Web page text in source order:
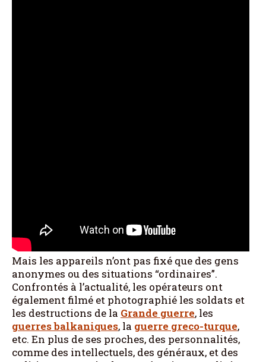
Mais les appareils n’ont pas fixé que des gens
anonymes ou des situations “ordinaires”.
Confrontés à l’actualité, les opérateurs ont
également filmé et photographié les soldats et
les destructions de la Grande guerre, les
guerres balkaniques, la guerre greco-turque,
etc. En plus de ses proches, des personnalités,
comme des intellectuels, des généraux, et des